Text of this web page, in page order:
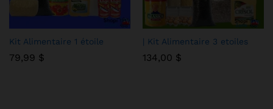
Kit Alimentaire 1 étoile
79,99 $
| Kit Alimentaire 3 etoiles
134,00 $